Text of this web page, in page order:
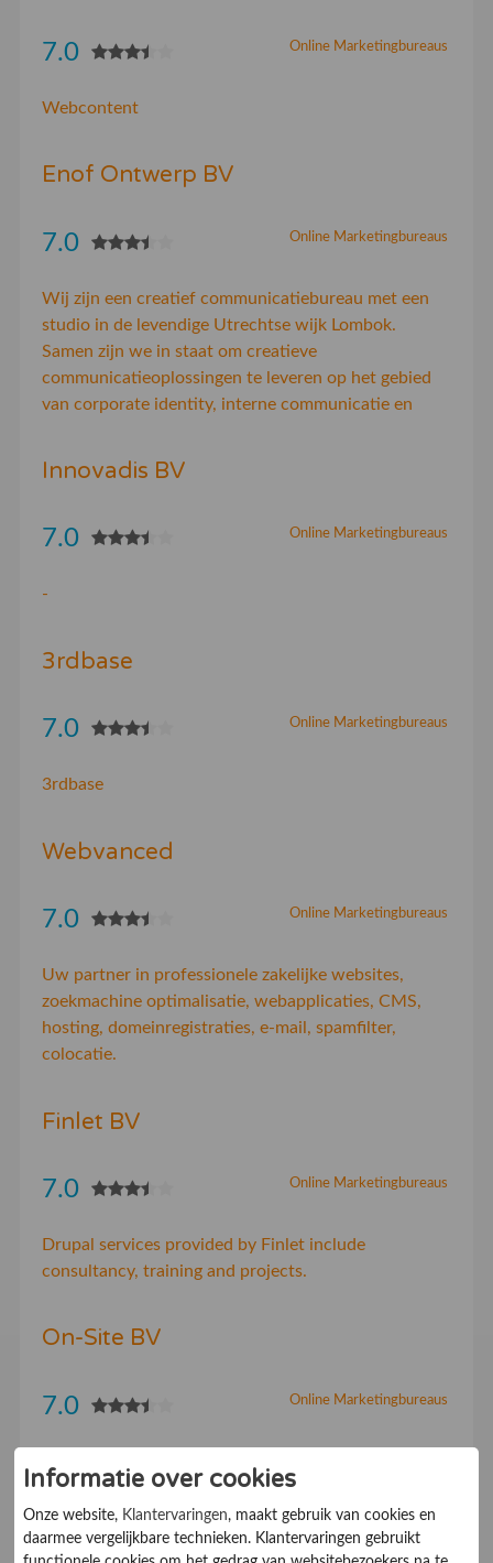
Online Marketingbureaus
7.0
Webcontent
Enof Ontwerp BV
Online Marketingbureaus
7.0
Wij zijn een creatief communicatiebureau met een
studio in de levendige Utrechtse wijk Lombok.
Samen zijn we in staat om creatieve
communicatieoplossingen te leveren op het gebied
van corporate identity, interne communicatie en
Innovadis BV
Online Marketingbureaus
7.0
-
3rdbase
Online Marketingbureaus
7.0
3rdbase
Webvanced
Online Marketingbureaus
7.0
Uw partner in professionele zakelijke websites,
zoekmachine optimalisatie, webapplicaties, CMS,
hosting, domeinregistraties, e-mail, spamfilter,
colocatie.
Finlet BV
Online Marketingbureaus
7.0
Drupal services provided by Finlet include
consultancy, training and projects.
On-Site BV
Online Marketingbureaus
7.0
Measuremail
Informatie over cookies
Onze website, Klantervaringen, maakt gebruik van cookies en
daarmee vergelijkbare technieken. Klantervaringen gebruikt